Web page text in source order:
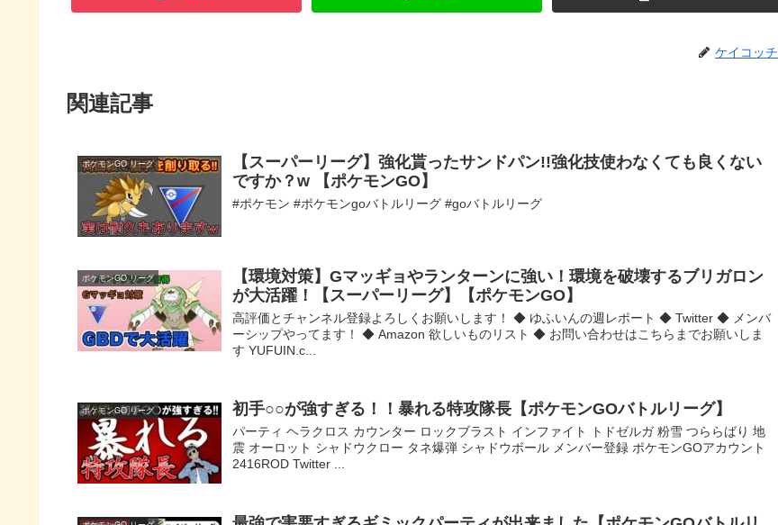
ケイコッチ
関連記事
ポケモンGO リーグ
【スーパーリーグ】強化貰ったサンドパン!!強化技使わなくても良くない
ですか？w 【ポケモンGO】
#ポケモン #ポケモンgoバトルリーグ #goバトルリーグ
ポケモンGO リーグ
【環境対策】Gマッギョやランターンに強い！環境を破壊するブリガロン
が大活躍！【スーパーリーグ】【ポケモンGO】
高評価とチャンネル登録よろしくお願いします！ ◆ ゆふいんの週レポート ◆ Twitter ◆ メンバ
ーシップやってます！ ◆ Amazon 欲しいものリスト ◆ お問い合わせはこちらまでお願いしま
す YUFUIN.c...
ポケモンGO リーグ 初手○○が強すぎる！！暴れる特攻隊長【ポケモンGOバトルリーグ】
パーティ ヘラクロス カウンター ロックブラスト インファイト トドゼルガ 粉雪 つららばり 地
震 オーロット シャドウクロー タネ爆弾 シャドウボール メンバー登録 ポケモンGOアカウント
2416ROD Twitter ...